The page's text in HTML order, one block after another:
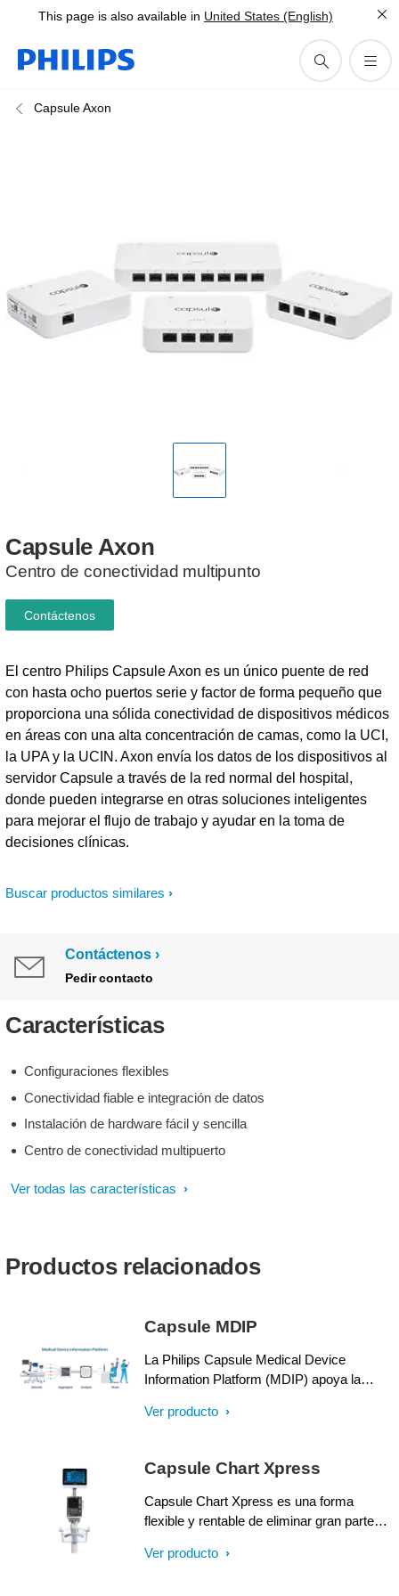
This page is also available in United States (English)
Capsule Axon
Capsule Axon
Centro de conectividad multipunto
Buscar productos similares
El centro Philips Capsule Axon es un único puente de red
con hasta ocho puertos serie y factor de forma pequeño que
proporciona una sólida conectividad de dispositivos médicos
en áreas con una alta concentración de camas, como la UCI,
la UPA y la UCIN. Axon envía los datos de los dispositivos al
servidor Capsule a través de la red normal del hospital,
donde pueden integrarse en otras soluciones inteligentes
para mejorar el flujo de trabajo y ayudar en la toma de
decisiones clínicas.
Contáctenos
Contáctenos
Pedir contacto
Características
Configuraciones flexibles
Conectividad fiable e integración de datos
Instalación de hardware fácil y sencilla
Centro de conectividad multipuerto
Ver todas las características
Productos relacionados
Capsule MDIP
La Philips Capsule Medical Device
Information Platform (MDIP) apoya la
departamentos del hospital, con beneficios
presentan en el contexto del paciente, los
proveedores de atención pueden priorizar
y coordinar las intervenciones de manera
Ver producto
Capsule Chart Xpress
Capsule Chart Xpress es una forma
flexible y rentable de eliminar gran parte
supone registrar manualmente los signos
Ver producto